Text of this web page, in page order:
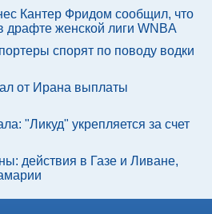
Кантер Фридом сообщил, что
драфте женской лиги WNBA
спорят по поводу водки
от Ирана выплаты
"Ликуд" укрепляется за счет
действия в Газе и Ливане,